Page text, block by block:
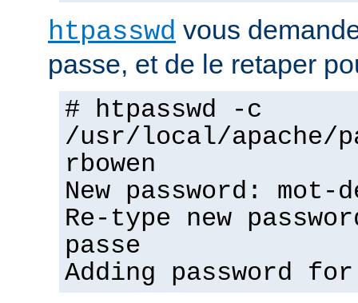
htpasswd vous
passe, et de le retaper
# htpasswd -c
/usr/local/apache/
rbowen
New password: mot-
Re-type new
passe
Adding password